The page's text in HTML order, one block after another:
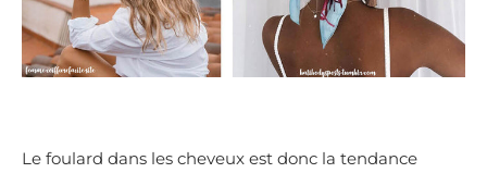
Le foulard dans les cheveux est donc la tendance